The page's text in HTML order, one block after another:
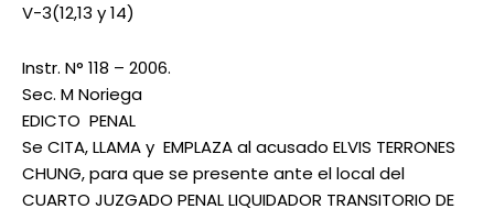
V-3(12,13 y 14)
Instr. N° 118 – 2006.
Sec. M Noriega
EDICTO PENAL
Se CITA, LLAMA y EMPLAZA al acusado ELVIS TERRONES
CHUNG, para que se presente ante el local del
CUARTO JUZGADO PENAL LIQUIDADOR TRANSITORIO DE